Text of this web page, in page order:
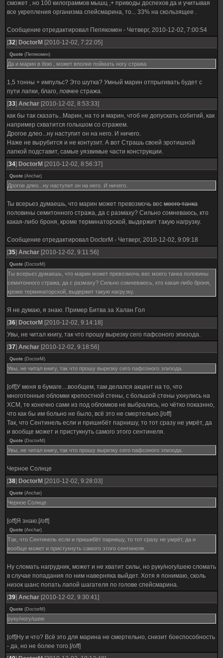
сможет , но 100 килограммов мышц ,+ приводы доспехов да и учитывая
все укрепления организма спейсмарина, то... 33% на скользящее .
Сообщение отредактировал Пепякомен - Четверг, 2010-12-02, 7:00:54
[32] DoctorM [2010-12-02, 7:22:05]
Quote (Пепякомен)
Да и марин в бою , может вполне поймать ногу стража
1,5 тонны + импульс? Это шутка? Умный марин отпрыгивать будет с
пути лапки, благо, ловчее стража.
[33] Anchar [2010-12-02, 8:53:33]
как бы так сказать...Марин, на то и марин, чтоб не допускать собитий, как
например схватится голышом со стражем.
Дрогое длео...ну наступит он на него. И ничего.
Наже не вырубится и не контузит. А вот Страшь своей эротишной
лапкой подставит, самые уязвимые части конструкции.
[34] DoctorM [2010-12-02, 8:56:37]
Quote (Anchar)
Дрогое длео...ну наступит он на него. И ничего.
Ты всерьез думаешь, что марин может превозмочь вес моего танка
половины семитонного стража, да с размаху? Сильно сомневаюсь, кто
какая-либо броня, кроме терминаторской, выдержит такую нагрузку.
Сообщение отредактировал DoctorM - Четверг, 2010-12-02, 9:09:18
[35] Anchar [2010-12-02, 9:11:56]
Quote (DoctorM )
Ты всерьез думаешь, что марин может превозмочь вес моего танка половины
семитонного стража, да с размаху? Сильно сомневаюсь, кто какая-либо броня,
кроме терминаторской, выдержит такую нагрузку.
Я не думаю, я знаю. Пример Битва за Халан Гол
[36] DoctorM [2010-12-02, 9:14:18]
Увы, не читал книгу, так что прошу вырезку сего пафсоного эпизода.
[37] Anchar [2010-12-02, 9:18:56]
Quote (DoctorM )
Увы, не читал книгу, так что прошу вырезку сего пафсоного эпизода.
[off]У меня в бумаге....вообщем, там делался акцент на то, что
многотонные обломки крепостной стены, с большой стены ухнулись на
ХСМ, те конечно сами из под обломков не выбрались, но чётко показнно,
что как бы им больно не было, всё это не смертельно.[/off]
Так, что Сентинель если и пришибёт парнишу, то тот сразу не умрёт, да
и вообще может и пристукнуть самого этого сентинеля.
Quote (DoctorM )
Увы, не читал книгу, так что прошу вырезку сего пафсоного эпизода.
Черное Солнце
[38] DoctorM [2010-12-02, 9:28:03]
Quote (Anchar)
Черное Солнце
[off]Я знаю.[/off]
Quote (Anchar)
Так, что Сентинель если и пришибёт парнишу, то тот сразу не умрёт, да и
вообще может и пристукнуть самого этого сентинеля.
Ну сломать нагрудник, может и не хватит силы, но руку/ногу/шею сломать
в случае попадания по ним наверняка выйдет. Хотя я понимаю, сколь
низок шанс попать лапой шагателя по голове спейсмарина.
[39] Anchar [2010-12-02, 9:30:41]
Quote (DoctorM )
руку/ногу/шею
[off]Ну и что? Всё это для марина не смертельно, снизит боеспособность
- да, но не более того.[/off]